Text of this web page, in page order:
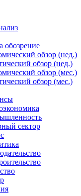
обозрение
обзор (нед.)
обзор (нед.)
обзор (мес.)
обзор (мес.)
сектор